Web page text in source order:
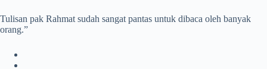
Tulisan pak Rahmat sudah sangat pantas untuk dibaca oleh banyak
orang.”